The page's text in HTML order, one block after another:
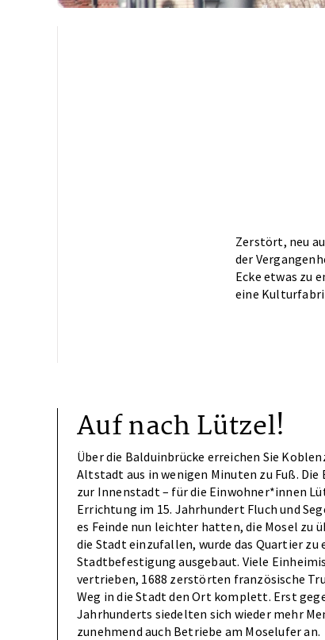
Zerstört, neu
der
Ecke etwas zu
eine
Auf nach Lützel!
Über die Balduinbrücke erreichen Sie
Altstadt aus in wenigen Minuten zu Fuß. Die
zur Innenstadt – für die Einwohner*innen
Errichtung im 15. Jahrhundert Fluch und
es Feinde nun leichter hatten, die Mosel zu
die Stadt einzufallen, wurde das Quartier zu
Stadtbefestigung ausgebaut. Viele
vertrieben, 1688 zerstörten französische
Weg in die Stadt den Ort komplett. Erst
Jahrhunderts siedelten sich wieder mehr
zunehmend auch Betriebe am Moselufer an.